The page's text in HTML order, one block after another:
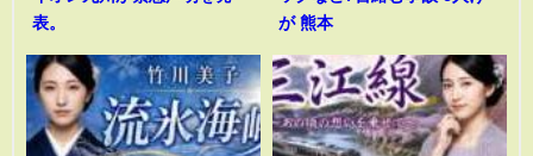
表。
が 熊本